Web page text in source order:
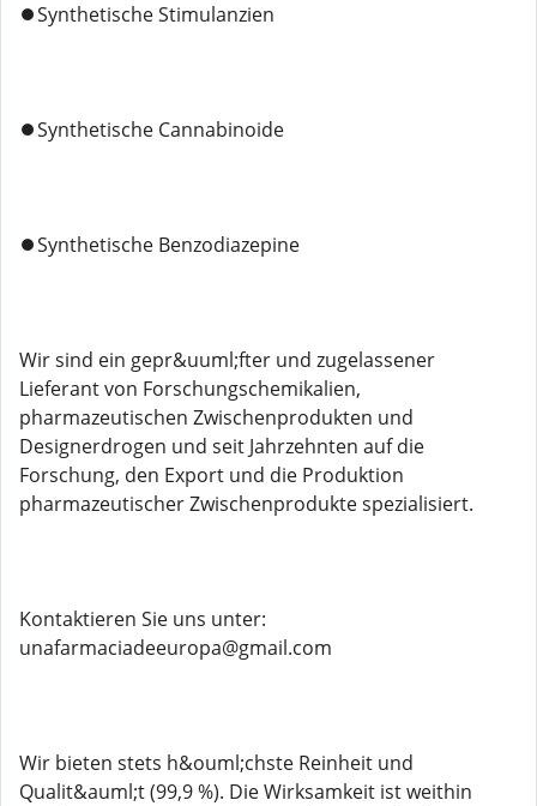
⏺️Synthetische Stimulanzien
⏺️Synthetische Cannabinoide
⏺️Synthetische Benzodiazepine
Wir sind ein gepr&uuml;fter und zugelassener
Lieferant von Forschungschemikalien,
pharmazeutischen Zwischenprodukten und
Designerdrogen und seit Jahrzehnten auf die
Forschung, den Export und die Produktion
pharmazeutischer Zwischenprodukte spezialisiert.
Kontaktieren Sie uns unter:
unafarmaciadeeuropa@gmail.com
Wir bieten stets h&ouml;chste Reinheit und
Qualit&auml;t (99,9 %). Die Wirksamkeit ist weithin